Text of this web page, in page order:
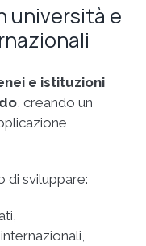
università e
e istituzioni
, creando un
di sviluppare: